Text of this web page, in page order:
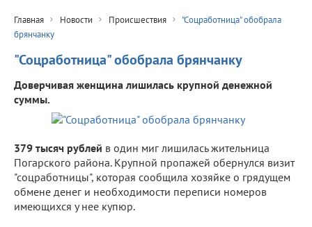
Главная Новости Происшествия
"Соцработница" обобрала
брянчанку
"Соцработница" обобрала брянчанку
Доверчивая женщина лишилась крупной денежной
суммы.
379 тысяч рублей в один миг лишилась жительница
Погарского района. Крупной пропажей обернулся визит
"соцработницы", которая сообщила хозяйке о грядущем
обмене денег и необходимости переписи номеров
имеющихся у нее купюр.